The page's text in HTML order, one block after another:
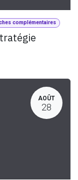
complémentaires
AOÛT
28